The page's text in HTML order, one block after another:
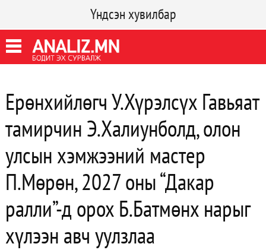
Үндсэн хувилбар
Ерөнхийлөгч У.Хүрэлсүх Гавьяат
тамирчин Э.Халиунболд, олон
улсын хэмжээний мастер
П.Мөрөн, 2027 оны “Дакар
ралли”-д орох Б.Батмөнх нарыг
хүлээн авч уулзлаа